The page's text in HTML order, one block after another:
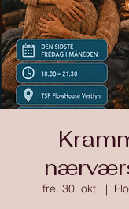
fre. 30. okt.
  |